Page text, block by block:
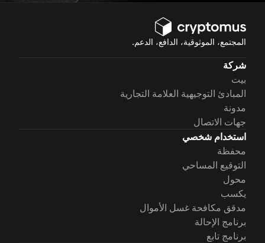
المجتمع، الموثوقية، الدافع، الدعم.
شركة
بيت
المبادئ التوجيهية العلامة التجارية
مدونة
جهات الاتصال
استخدام شخصي
محفظة
التوقيع المساحي
محول
يكسب
مدقق مكافحة غسل الأموال
برنامج الإحالة
برنامج تابع